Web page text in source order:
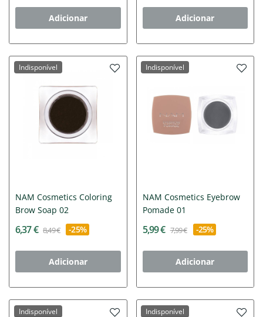
Adicionar Adicionar
Indisponível
NAM Cosmetics Coloring
Brow Soap 02
6,37 € 8,49 € -25%
Adicionar
Indisponível
NAM Cosmetics Eyebrow
Pomade 01
5,99 € 7,99 € -25%
Adicionar
Indisponível Indisponível